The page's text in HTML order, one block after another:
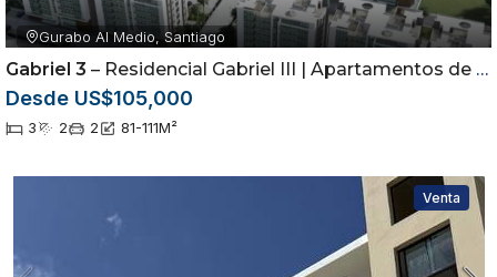
Gurabo Al Medio, Santiago
Gabriel 3 – Residencial Gabriel III | Apartamentos de 3 Habitaciones en Gurabo
Desde US$105,000
3 2 2 81-111M²
Venta